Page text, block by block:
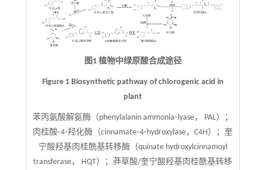
图1 植物中绿原酸合成途径
Figure 1 Biosynthetic pathway of chlorogenic acid in
plant
苯丙氨酸解氨酶（phenylalanin ammonia⁃lyase， PAL）；
肉桂酸⁃4⁃羟化酶（cinnamate⁃4⁃hydroxylase，C4H）；奎
宁酸羟基肉桂酰基转移酶（quinate hydroxylcinnamoyl
transferase， HQT）；莽草酸/奎宁酸羟基肉桂酰基转移